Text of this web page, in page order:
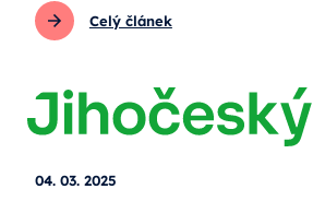
Celý článek
04. 03. 2025